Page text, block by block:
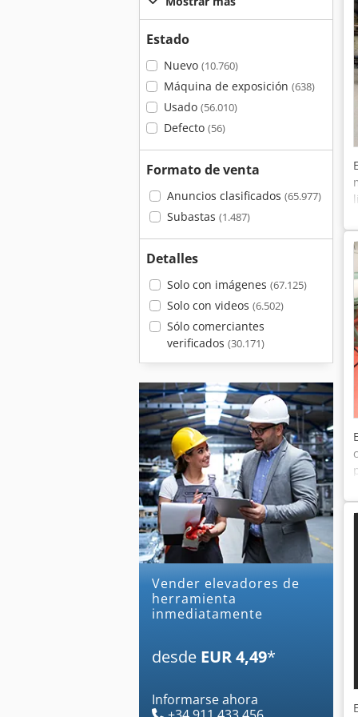
Estado
Nuevo (10.760)
Máquina de exposición (638)
Usado (56.010)
Defecto (56)
Formato de venta
Anuncios clasificados (65.977)
Subastas (1.487)
Detalles
Solo con imágenes (67.125)
Solo con videos (6.502)
Sólo comerciantes
verificados (30.171)
Vender elevadores de
herramienta
inmediatamente
desde EUR 4,49*
Informarse ahora